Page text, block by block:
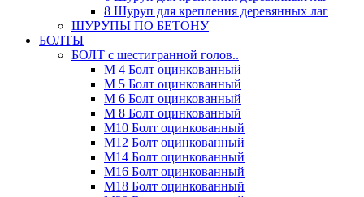
8 Шуруп для крепления деревянных лаг
ШУРУПЫ ПО БЕТОНУ
БОЛТЫ
БОЛТ с шестигранной голов..
М 4 Болт оцинкованный
М 5 Болт оцинкованный
М 6 Болт оцинкованный
М 8 Болт оцинкованный
М10 Болт оцинкованный
М12 Болт оцинкованный
М14 Болт оцинкованный
М16 Болт оцинкованный
М18 Болт оцинкованный